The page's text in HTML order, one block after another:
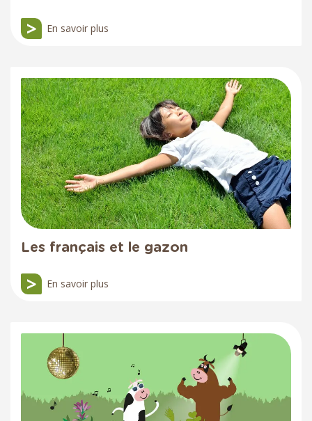
En savoir plus
Les français et le gazon
En savoir plus